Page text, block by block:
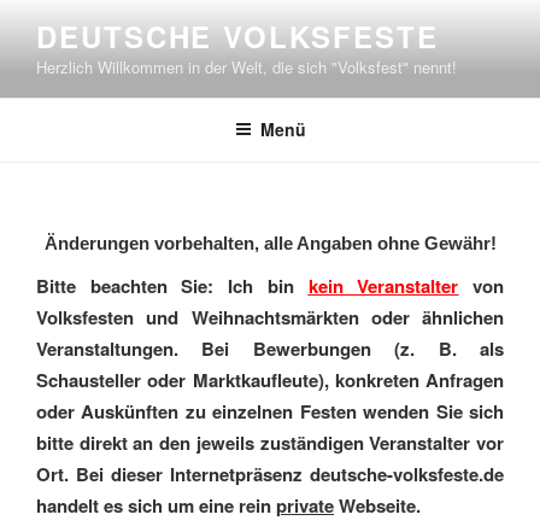
springen
DEUTSCHE VOLKSFESTE
Herzlich Willkommen in der Welt, die sich "Volksfest" nennt!
Menü
Änderungen vorbehalten, alle Angaben ohne Gewähr!
Bitte beachten Sie: Ich bin kein Veranstalter von
Volksfesten und Weihnachtsmärkten oder ähnlichen
Veranstaltungen. Bei Bewerbungen (z. B. als
Schausteller oder Marktkaufleute), konkreten Anfragen
oder Auskünften zu einzelnen Festen wenden Sie sich
bitte direkt an den jeweils zuständigen Veranstalter vor
Ort. Bei dieser Internetpräsenz deutsche-volksfeste.de
handelt es sich um eine reinprivateWebseite.